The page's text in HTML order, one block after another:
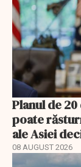
Planul de
poate
ale Asiei
08 AUGUST 2026